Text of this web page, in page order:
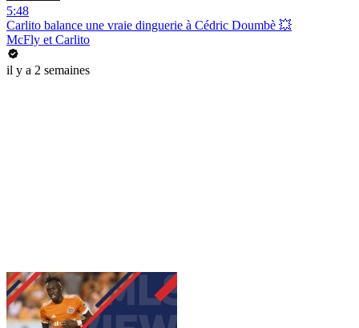
5:48
Carlito balance une vraie dinguerie à Cédric Doumbè 💥
McFly et Carlito
il y a 2 semaines